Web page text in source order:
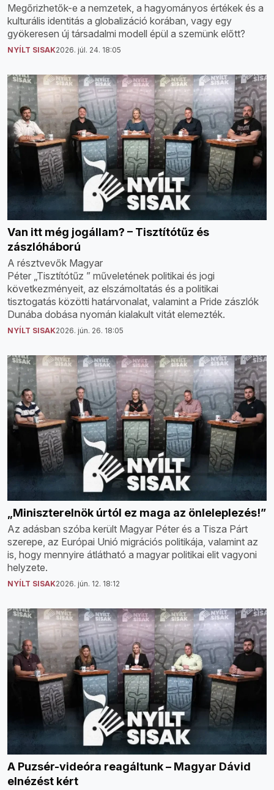
Megőrizhetők-e a nemzetek, a hagyományos értékek és a
kulturális identitás a globalizáció korában, vagy egy
gyökeresen új társadalmi modell épül a szemünk előtt?
NYÍLT SISAK2026. júl. 24. 18:05
Van itt még jogállam? – Tisztítótűz és
zászlóháború
A résztvevők Magyar
Péter „Tisztítótűz ” műveletének politikai és jogi
következményeit, az elszámoltatás és a politikai
tisztogatás közötti határvonalat, valamint a Pride zászlók
Dunába dobása nyomán kialakult vitát elemezték.
NYÍLT SISAK2026. jún. 26. 18:05
„Miniszterelnök úrtól ez maga az önleleplezés!”
Az adásban szóba került Magyar Péter és a Tisza Párt
szerepe, az Európai Unió migrációs politikája, valamint az
is, hogy mennyire átlátható a magyar politikai elit vagyoni
helyzete.
NYÍLT SISAK2026. jún. 12. 18:12
A Puzsér-videóra reagáltunk – Magyar Dávid
elnézést kért